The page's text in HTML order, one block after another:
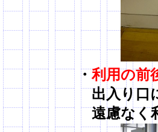
・利用の前
出入り口に消毒
遠慮なく利用